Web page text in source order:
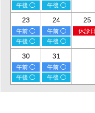
午後 ◯
午後 ◯
23
午前 ◯
午後 ◯
24
午前 ◯
午後 ◯
25
休診日
30
午前 ◯
午後 ◯
31
午前 ◯
午後 ◯